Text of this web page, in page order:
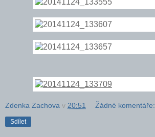
Zdenka Zachova v 20:51 Žádné komentáře:
Sdílet